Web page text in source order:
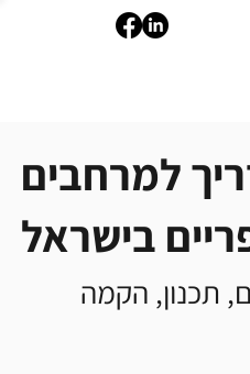
למרחבים
בישראל
תכנון, הקמה